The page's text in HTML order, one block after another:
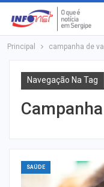
Principal campanha de
Navegação Na Tag
SAÚDE